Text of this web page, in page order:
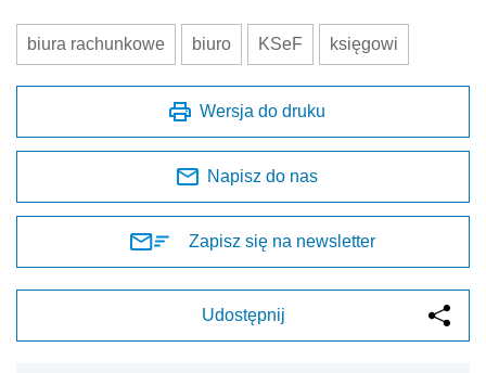
biura rachunkowe biuro KSeF księgowi
Wersja do druku
Napisz do nas
Zapisz się na newsletter
Udostępnij